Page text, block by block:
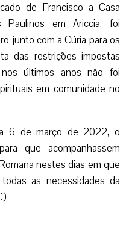
de Francisco a Casa
Paulinos em Ariccia, foi
junto com a Cúria para os
das restrições impostas
últimos anos não foi
em comunidade no
6 de março de 2022, o
que acompanhassem
nestes dias em que
as necessidades da